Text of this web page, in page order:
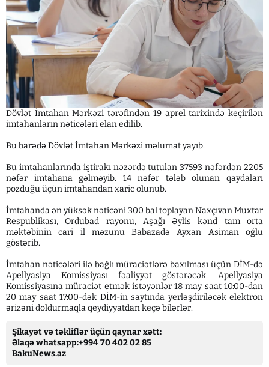
Dövlət İmtahan Mərkəzi tərəfindən 19 aprel tarixində keçirilən
imtahanların nəticələri elan edilib.
Bu barədə Dövlət İmtahan Mərkəzi məlumat yayıb.
Bu imtahanlarında iştirakı nəzərdə tutulan 37593 nəfərdən 2205
nəfər imtahana gəlməyib. 14 nəfər tələb olunan qaydaları
pozduğu üçün imtahandan xaric olunub.
İmtahanda ən yüksək nəticəni 300 bal toplayan Naxçıvan Muxtar
Respublikası, Ordubad rayonu, Aşağı Əylis kənd tam orta
məktəbinin cari il məzunu Babazadə Ayxan Asiman oğlu
göstərib.
İmtahan nəticələri ilə bağlı müraciətlərə baxılması üçün DİM-də
Apellyasiya Komissiyası fəaliyyət göstərəcək. Apellyasiya
Komissiyasına müraciət etmək istəyənlər 18 may saat 10:00-dan
20 may saat 17:00-dək DİM-in saytında yerləşdiriləcək elektron
ərizəni doldurmaqla qeydiyyatdan keçə bilərlər.
Şikayət və təkliflər üçün qaynar xətt:
Əlaqə whatsapp:+994 70 402 02 85
BakuNews.az